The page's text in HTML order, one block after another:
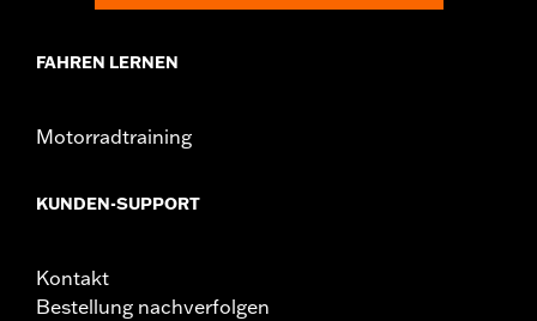
FAHREN LERNEN
Motorradtraining
KUNDEN-SUPPORT
Kontakt
Bestellung nachverfolgen